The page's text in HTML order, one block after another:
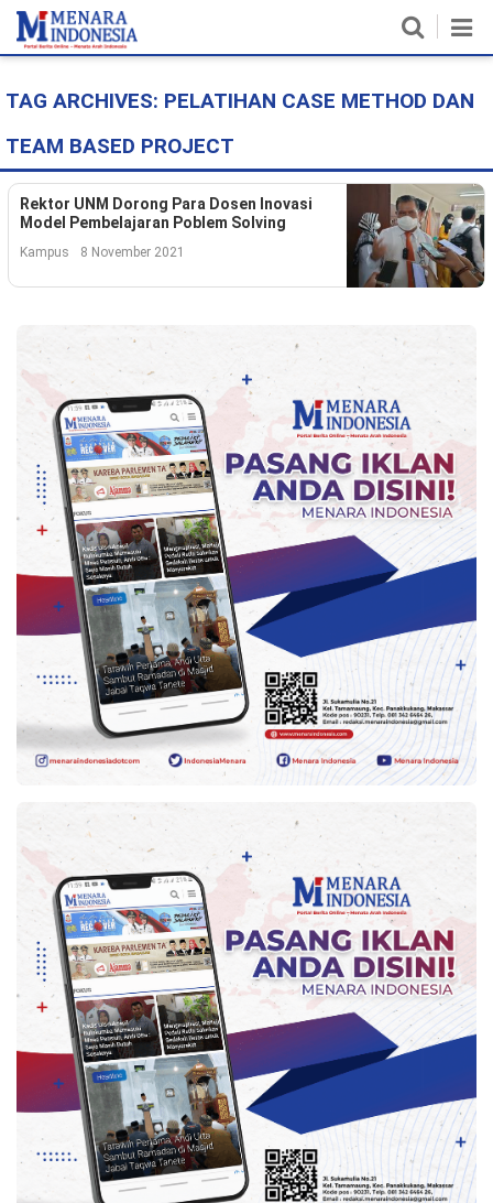
Home
Nasional
Politik
Metro
Hukum & HAM
Ekonomi
Pendidikan
Kesehatan
Lingkungan
Olahraga
Copyright
2026
Menara
Indonesia
Reserve
TAG ARCHIVES: PELATIHAN CASE METHOD DAN
TEAM BASED PROJECT
Rektor UNM Dorong Para Dosen Inovasi
Model Pembelajaran Poblem Solving
Kampus 8 November 2021